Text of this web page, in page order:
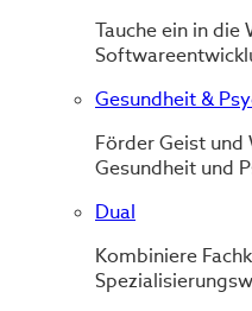
Tauche ein in die
Gesundheit &
Förder Geist und
Gesundheit und
Dual
Kombiniere